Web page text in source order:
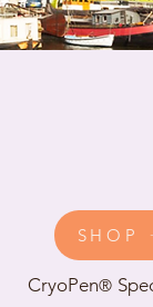
SHOP
CryoPen®